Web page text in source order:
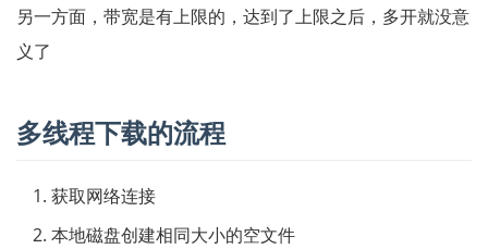
另一方面，带宽是有上限的，达到了上限之后，多开就没意
义了
多线程下载的流程
获取网络连接
本地磁盘创建相同大小的空文件